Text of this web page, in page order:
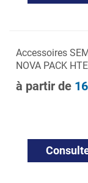
Accessoires
NOVA PACK
à partir de